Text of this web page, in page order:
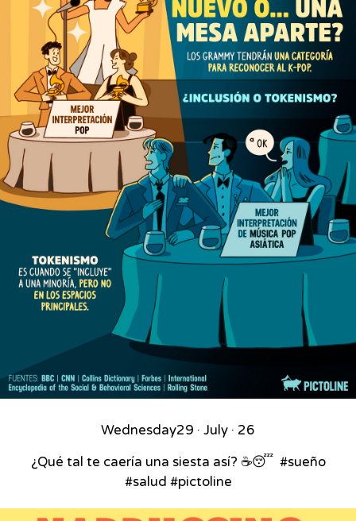
Wednesday29 · July · 26
¿Qué tal te caería una siesta así? ☕😴⁣ ⁣ #sueño
#salud #pictoline